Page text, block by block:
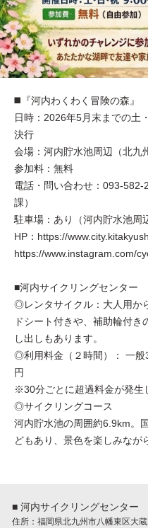
◼️『河内わくわく冒険の森』
日時：2026年5月末までの
決行
会場：河内貯水池周辺（北九
参加料：無料
電話・問い合わせ：093-
課）
駐車場：あり（河内貯水池周
HP：https://
https://www.instagram.com/
■河内サイクリングセンター
◎レンタサイクル：大人用か
ドシート付きや、補助輪付
し出しもあります。
◎利用料金（２時間）： 一
円
※30分ごとに超過料金が発生
◎サイクリングコース
河内貯水池の周囲約6.9km。
どもあり、景色を楽しみなが
■ 河内サイクリングセンター
住所：福岡県北九州市八幡東区大